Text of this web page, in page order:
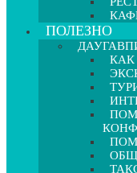
ПОЛЕЗНО
КАК